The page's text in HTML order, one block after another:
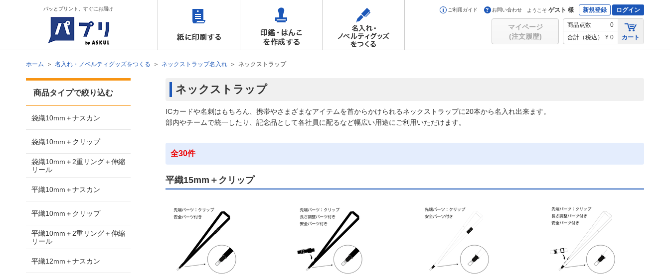
パッとプリント、すぐにお届け ご利用ガイド お問い合わせ ようこそ ゲスト 様 新規登録 ログイン
マイページ
(注文履歴)
商品点数
0
合計（税込）
¥ 0 カート
ホーム 名入れ・ノベルティグッズをつくる ネックストラップ名入れ ネックストラップ
ネックストラップ
ICカードや名刺はもちろん、携帯やさまざまなアイテムを首からかけられるネックストラップに20本から名入れ出来ます。
部内やチームで統一したり、記念品として各社員に配るなど幅広い用途にご利用いただけます。
全30件
平織15mm＋クリップ
商品タイプで絞り込む
袋織10mm＋ナスカン
袋織10mm＋クリップ
袋織10mm＋2重リング＋伸縮
リール
平織10mm＋ナスカン
平織10mm＋クリップ
平織10mm＋2重リング＋伸縮
リール
平織12mm＋ナスカン